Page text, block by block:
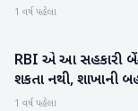
1 વર્ષ પહેલા
બિઝનેસ
RBI એ આ સહકારી બેંક
શકતા નથી, શાખાની
1 વર્ષ પહેલા